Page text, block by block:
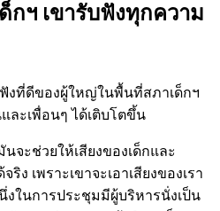
กฯ เขารับฟังทุกความ
ฟังที่ดีของผู้ใหญ่ในพื้นที่สภาเด็กฯ
ละเพื่อนๆ ได้เติบโตขึ้น
จะช่วยให้เสียงของเด็กและ
ง เพราะเขาจะเอาเสียงของเรา
งในการประชุมมีผู้บริหารนั่งเป็น